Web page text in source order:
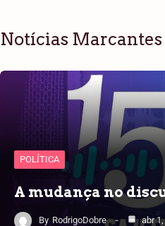
Notícias Marcantes
POLÍTICA
A mudança no
By RodrigoDobre abr